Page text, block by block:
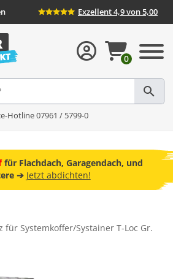
Exzellent 4,9 von 5,00
Hotline 07961 / 5799-0
0
für Flachdach, Garagendach, und
➔ Jetzt abdichten!
für Systemkoffer/Systainer T-Loc Gr.